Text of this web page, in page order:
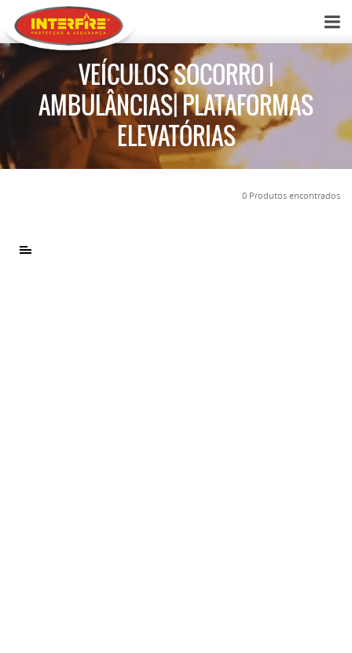
VEÍCULOS SOCORRO |
AMBULÂNCIAS| PLATAFORMAS
ELEVATÓRIAS
0 Produtos encontrados